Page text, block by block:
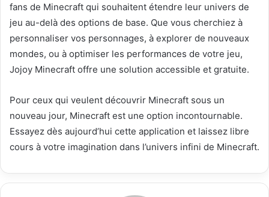
fans de Minecraft qui souhaitent étendre leur univers de
jeu au-delà des options de base. Que vous cherchiez à
personnaliser vos personnages, à explorer de nouveaux
mondes, ou à optimiser les performances de votre jeu,
Jojoy Minecraft offre une solution accessible et gratuite.
Pour ceux qui veulent découvrir Minecraft sous un
nouveau jour, Minecraft est une option incontournable.
Essayez dès aujourd’hui cette application et laissez libre
cours à votre imagination dans l’univers infini de Minecraft.